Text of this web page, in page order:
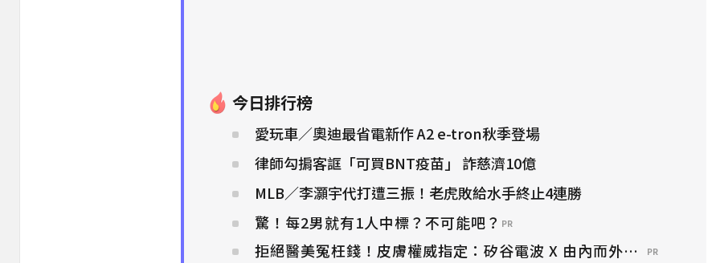
今日排行榜
愛玩車／奧迪最省電新作 A2 e-tron秋季登場
律師勾掮客誆「可買BNT疫苗」 詐慈濟10億
MLB／李灝宇代打遭三振！老虎敗給水手終止4連勝
驚！每2男就有1人中標？不可能吧？ PR
拒絕醫美冤枉錢！皮膚權威指定：矽谷電波 X 由內而外養出逆齡好膚
PR